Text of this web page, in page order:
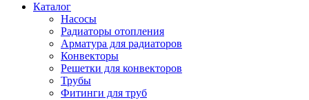
Каталог
Насосы
Радиаторы отопления
Арматура для радиаторов
Конвекторы
Решетки для конвекторов
Трубы
Фитинги для труб